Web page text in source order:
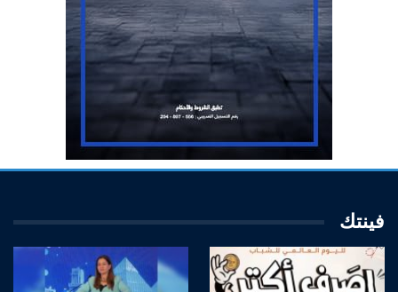
فينتك